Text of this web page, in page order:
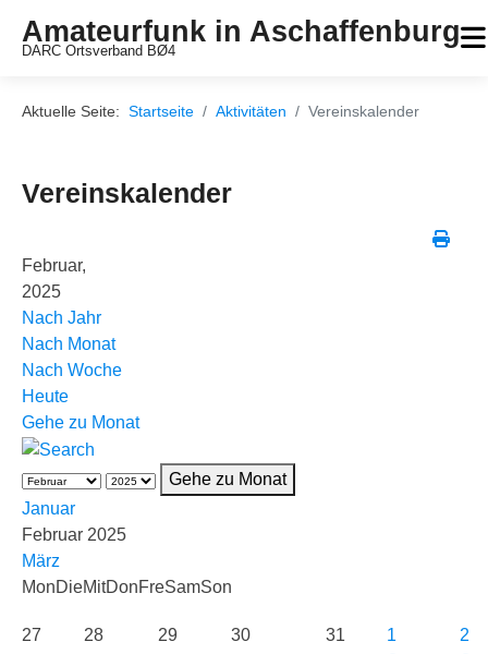
Amateurfunk in Aschaffenburg
DARC Ortsverband BØ4
Aktuelle Seite: Startseite Aktivitäten Vereinskalender
Vereinskalender
Februar,
2025
Nach Jahr
Nach Monat
Nach Woche
Heute
Gehe zu Monat
Gehe zu Monat
Januar
Februar 2025
März
MonDieMitDonFreSamSon
27 28 29 30 31
1
2